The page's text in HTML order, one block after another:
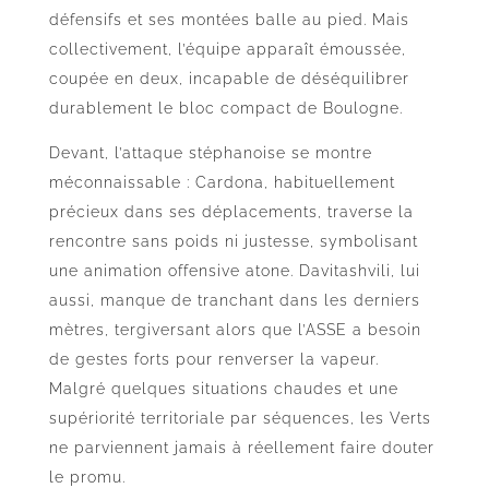
défensifs et ses montées balle au pied. Mais
collectivement, l’équipe apparaît émoussée,
coupée en deux, incapable de déséquilibrer
durablement le bloc compact de Boulogne.
Devant, l’attaque stéphanoise se montre
méconnaissable : Cardona, habituellement
précieux dans ses déplacements, traverse la
rencontre sans poids ni justesse, symbolisant
une animation offensive atone. Davitashvili, lui
aussi, manque de tranchant dans les derniers
mètres, tergiversant alors que l’ASSE a besoin
de gestes forts pour renverser la vapeur.
Malgré quelques situations chaudes et une
supériorité territoriale par séquences, les Verts
ne parviennent jamais à réellement faire douter
le promu.